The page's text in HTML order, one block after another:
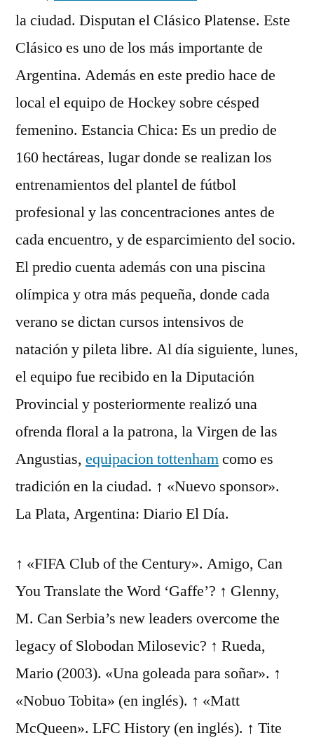
la ciudad. Disputan el Clásico Platense. Este
Clásico es uno de los más importante de
Argentina. Además en este predio hace de
local el equipo de Hockey sobre césped
femenino. Estancia Chica: Es un predio de
160 hectáreas, lugar donde se realizan los
entrenamientos del plantel de fútbol
profesional y las concentraciones antes de
cada encuentro, y de esparcimiento del socio.
El predio cuenta además con una piscina
olímpica y otra más pequeña, donde cada
verano se dictan cursos intensivos de
natación y pileta libre. Al día siguiente, lunes,
el equipo fue recibido en la Diputación
Provincial y posteriormente realizó una
ofrenda floral a la patrona, la Virgen de las
Angustias, equipacion tottenhamcomo es
tradición en la ciudad. ↑ «Nuevo sponsor».
La Plata, Argentina: Diario El Día.
↑ «FIFA Club of the Century». Amigo, Can
You Translate the Word ‘Gaffe’? ↑ Glenny,
M. Can Serbia’s new leaders overcome the
legacy of Slobodan Milosevic? ↑ Rueda,
Mario (2003). «Una goleada para soñar». ↑
«Nobuo Tobita» (en inglés). ↑ «Matt
McQueen». LFC History (en inglés). ↑ Tite